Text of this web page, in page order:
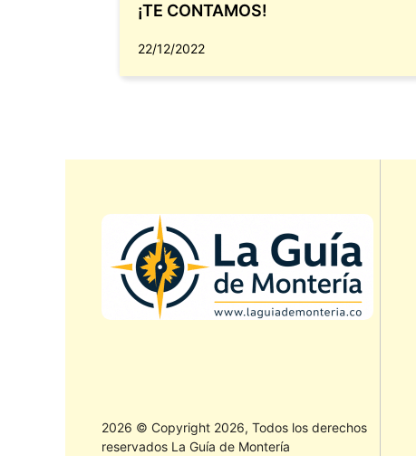
¡TE CONTAMOS!
22/12/2022
2026 © Copyright 2026, Todos los derechos
reservados La Guía de Montería